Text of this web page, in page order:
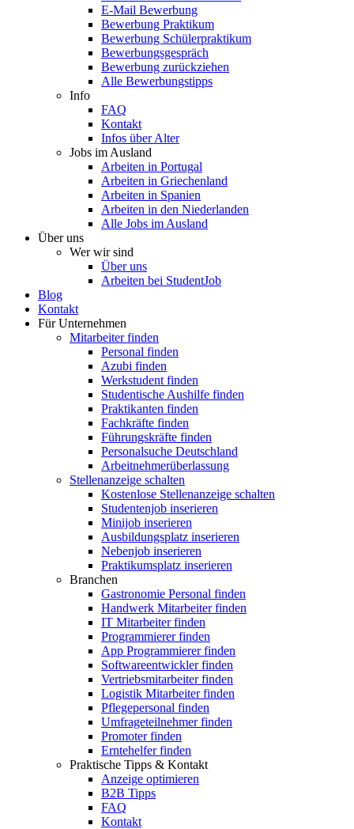
E-Mail Bewerbung
Bewerbung Praktikum
Bewerbung Schülerpraktikum
Bewerbungsgespräch
Bewerbung zurückziehen
Alle Bewerbungstipps
Info
FAQ
Kontakt
Infos über Alter
Jobs im Ausland
Arbeiten in Portugal
Arbeiten in Griechenland
Arbeiten in Spanien
Arbeiten in den Niederlanden
Alle Jobs im Ausland
Über uns
Wer wir sind
Über uns
Arbeiten bei StudentJob
Blog
Kontakt
Für Unternehmen
Mitarbeiter finden
Personal finden
Azubi finden
Werkstudent finden
Studentische Aushilfe finden
Praktikanten finden
Fachkräfte finden
Führungskräfte finden
Personalsuche Deutschland
Arbeitnehmerüberlassung
Stellenanzeige schalten
Kostenlose Stellenanzeige schalten
Studentenjob inserieren
Minijob inserieren
Ausbildungsplatz inserieren
Nebenjob inserieren
Praktikumsplatz inserieren
Branchen
Gastronomie Personal finden
Handwerk Mitarbeiter finden
IT Mitarbeiter finden
Programmierer finden
App Programmierer finden
Softwareentwickler finden
Vertriebsmitarbeiter finden
Logistik Mitarbeiter finden
Pflegepersonal finden
Umfrageteilnehmer finden
Promoter finden
Erntehelfer finden
Praktische Tipps & Kontakt
Anzeige optimieren
B2B Tipps
FAQ
Kontakt